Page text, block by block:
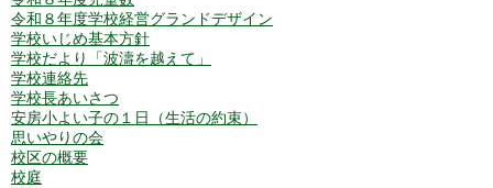
令和８年度学校経営グランドデザイン
学校いじめ基本方針
学校だより「波濤を越えて」
学校連絡先
学校長あいさつ
安房小よい子の１日（生活の約束）
思いやりの会
校区の概要
校庭